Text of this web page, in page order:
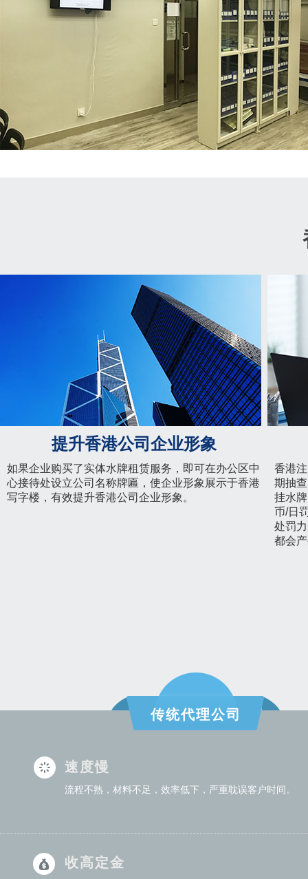
提升香港公司企业形象
如果企业购买了实体水牌租赁服务，即可在办公区中
心接待处设立公司名称牌匾，使企业形象展示于香港
写字楼，有效提升香港公司企业形象。
香港
期抽
挂水
币/日
处罚
都会
传统代理公司
速度慢
流程不熟，材料不足，效率低下，严重耽误客户时间。
收高定金